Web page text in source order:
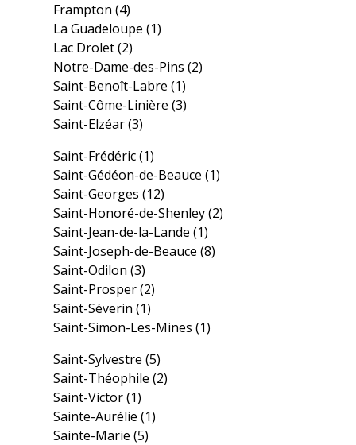
Frampton(4)
La Guadeloupe(1)
Lac Drolet(2)
Notre-Dame-des-Pins(2)
Saint-Benoît-Labre(1)
Saint-Côme-Linière(3)
Saint-Elzéar(3)
Saint-Frédéric(1)
Saint-Gédéon-de-Beauce(1)
Saint-Georges(12)
Saint-Honoré-de-Shenley(2)
Saint-Jean-de-la-Lande(1)
Saint-Joseph-de-Beauce(8)
Saint-Odilon(3)
Saint-Prosper(2)
Saint-Séverin(1)
Saint-Simon-Les-Mines(1)
Saint-Sylvestre(5)
Saint-Théophile(2)
Saint-Victor(1)
Sainte-Aurélie(1)
Sainte-Marie(5)